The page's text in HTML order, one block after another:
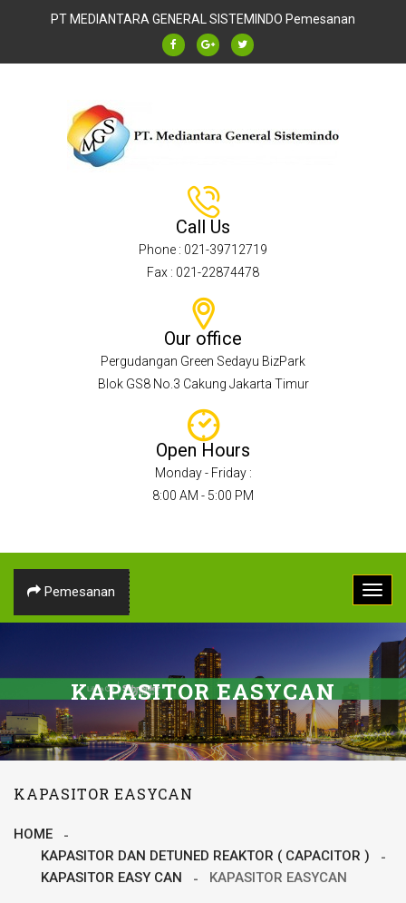
PT MEDIANTARA GENERAL SISTEMINDO Pemesanan
Call Us
Phone : 021-39712719
Fax : 021-22874478
Our office
Pergudangan Green Sedayu BizPark
Blok GS8 No.3 Cakung Jakarta Timur
Open Hours
Monday - Friday :
8:00 AM - 5:00 PM
Pemesanan
KAPASITOR EASYCAN
KAPASITOR EASYCAN
HOME
KAPASITOR DAN DETUNED REAKTOR ( CAPACITOR )
KAPASITOR EASY CAN
KAPASITOR EASYCAN